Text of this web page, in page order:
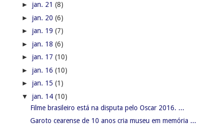
► jan. 21 (8)
► jan. 20 (6)
► jan. 19 (7)
► jan. 18 (6)
► jan. 17 (10)
► jan. 16 (10)
► jan. 15 (1)
▼ jan. 14 (10)
Filme brasileiro está na disputa pelo Oscar 2016. ...
Garoto cearense de 10 anos cria museu em memória ...